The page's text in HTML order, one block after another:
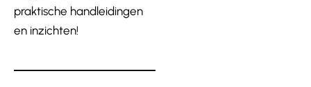
praktische handleidingen
en inzichten!